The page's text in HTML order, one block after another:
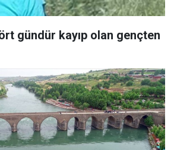
gündür kayıp olan gençten